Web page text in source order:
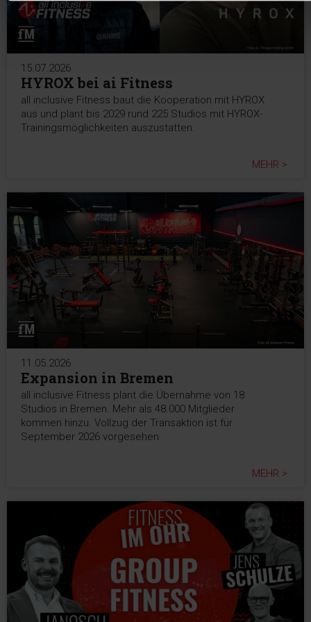
15.07.2026
HYROX bei ai Fitness
all inclusive Fitness baut die Kooperation mit HYROX
aus und plant bis 2029 rund 225 Studios mit HYROX-
Trainingsmöglichkeiten auszustatten.
MEHR >
11.05.2026
Expansion in Bremen
all inclusive Fitness plant die Übernahme von 18
Studios in Bremen. Mehr als 48.000 Mitglieder
kommen hinzu. Vollzug der Transaktion ist für
September 2026 vorgesehen.
MEHR >